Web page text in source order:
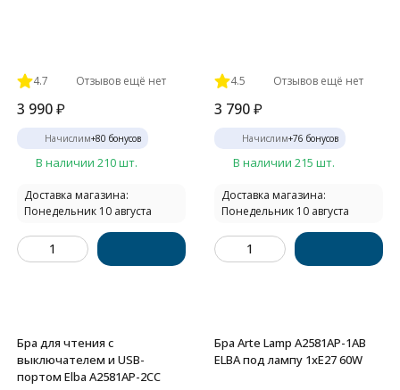
4.7 Отзывов ещё нет
3 990₽
Начислим+80 бонусов
В наличии 210 шт.
Доставка магазина:
Понедельник 10 августа
4.5 Отзывов ещё нет
3 790₽
Начислим+76 бонусов
В наличии 215 шт.
Доставка магазина:
Понедельник 10 августа
Бра для чтения с
выключателем и USB-
портом Elba A2581AP-2CC
Бра Arte Lamp A2581AP-1AB
ELBA под лампу 1xE27 60W